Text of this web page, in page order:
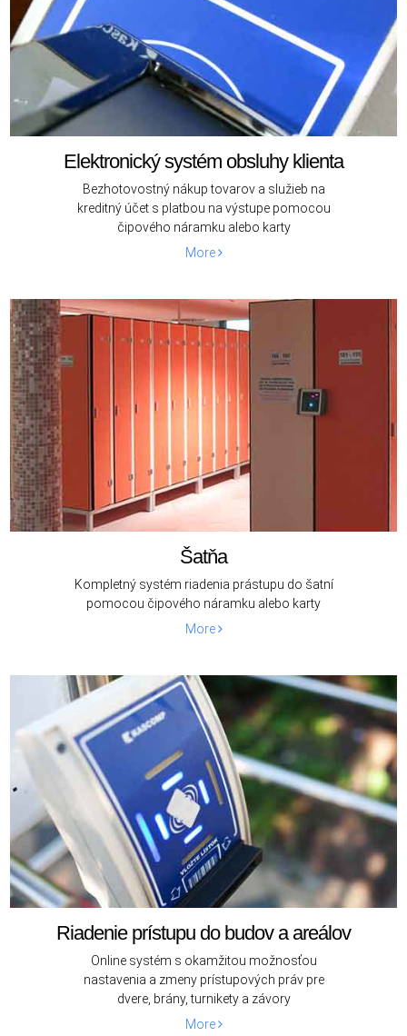
Elektronický systém obsluhy klienta
Bezhotovostný nákup tovarov a služieb na
kreditný účet s platbou na výstupe pomocou
čipového náramku alebo karty
More
Šatňa
Kompletný systém riadenia prástupu do šatní
pomocou čipového náramku alebo karty
More
Riadenie prístupu do budov a areálov
Online systém s okamžitou možnosťou
nastavenia a zmeny prístupových práv pre
dvere, brány, turnikety a závory
More